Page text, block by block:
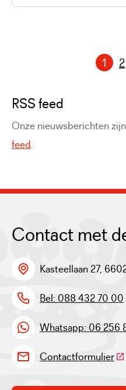
1 2
RSS feed
Onze nieuwsberichten
feed.
Contact met
Kasteellaan 27,
Bel: 088 432 70 00
Whatsapp: 06 256
Contactformulier